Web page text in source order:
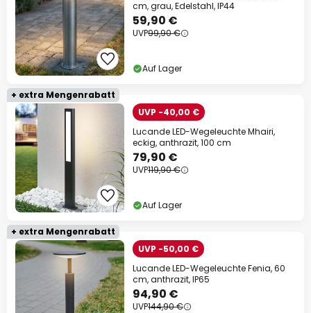
cm, grau, Edelstahl, IP44
59,90 €
UVP99,90 €
Auf Lager
+ extra Mengenrabatt
UVP -40,00 €
Lucande LED-Wegeleuchte Mhairi,
eckig, anthrazit, 100 cm
79,90 €
UVP119,90 €
Auf Lager
+ extra Mengenrabatt
UVP -50,00 €
Lucande LED-Wegeleuchte Fenia, 60
cm, anthrazit, IP65
94,90 €
UVP144,90 €